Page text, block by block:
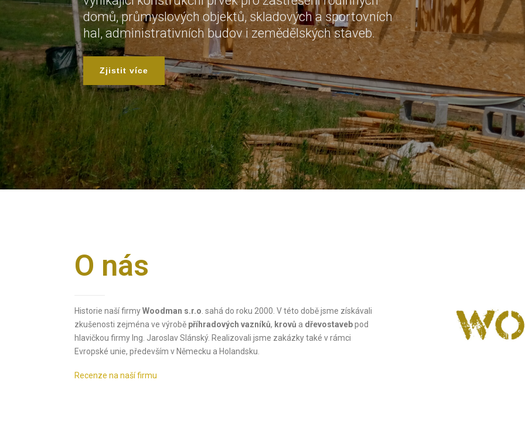
domů, průmyslových objektů, skladových a sportovních
hal, administrativních budov i zemědělských staveb.
Zjistit více
O nás
Historie naší firmyWoodman s.r.o . sahá do roku 2000. V této době jsme získávali
zkušenosti zejména ve výrobě příhradových vazníků, krovů a dřevostavebpod
hlavičkou firmy Ing. Jaroslav Slánský. Realizovali jsme zakázky také v rámci
Evropské unie, především v Německu a Holandsku.
Recenze na naší firmu